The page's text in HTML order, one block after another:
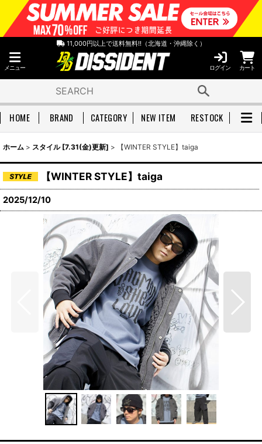
11,000円以上で送料無料!!（北海道・沖縄除く）
メニュー ログイン カート
HOME BRAND CATEGORY NEW ITEM RESTOCK
ホーム > スタイル [7.31(金)更新] > 【WINTER STYLE】taiga
【WINTER STYLE】taiga
2025/12/10